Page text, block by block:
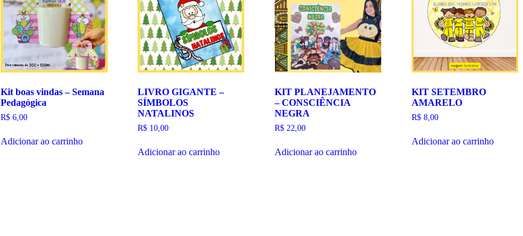
Kit boas vindas – Semana
Pedagógica
R$ 6,00
Adicionar ao carrinho
LIVRO GIGANTE –
SÍMBOLOS
NATALINOS
R$ 10,00
Adicionar ao carrinho
KIT PLANEJAMENTO
– CONSCIÊNCIA
NEGRA
R$22,00
Adicionar ao carrinho
KIT SETEMBRO
AMARELO
R$8,00
Adicionar ao carrinho